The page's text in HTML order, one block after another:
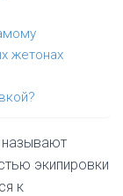
жетонах
называют
экипировки
к